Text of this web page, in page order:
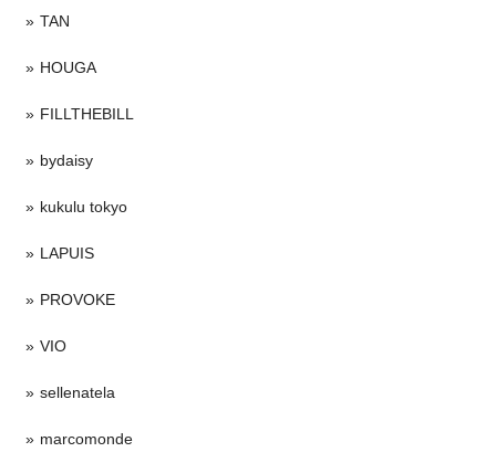
TAN
HOUGA
FILLTHEBILL
bydaisy
kukulu tokyo
LAPUIS
PROVOKE
VIO
sellenatela
marcomonde